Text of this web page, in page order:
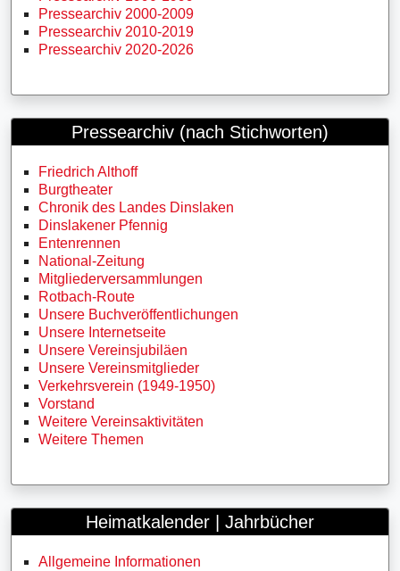
Pressearchiv 2000-2009
Pressearchiv 2010-2019
Pressearchiv 2020-2026
Pressearchiv (nach Stichworten)
Friedrich Althoff
Burgtheater
Chronik des Landes Dinslaken
Dinslakener Pfennig
Entenrennen
National-Zeitung
Mitgliederversammlungen
Rotbach-Route
Unsere Buchveröffentlichungen
Unsere Internetseite
Unsere Vereinsjubiläen
Unsere Vereinsmitglieder
Verkehrsverein (1949-1950)
Vorstand
Weitere Vereinsaktivitäten
Weitere Themen
Heimatkalender | Jahrbücher
Allgemeine Informationen